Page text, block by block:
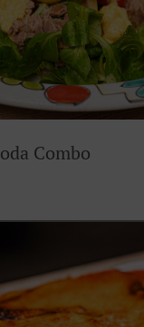
Combo